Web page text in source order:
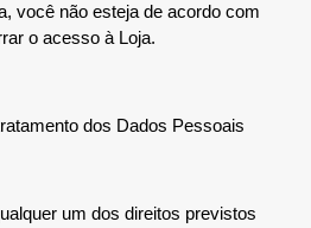
você não esteja de acordo com
o acesso à Loja.
dos Dados Pessoais
um dos direitos previstos